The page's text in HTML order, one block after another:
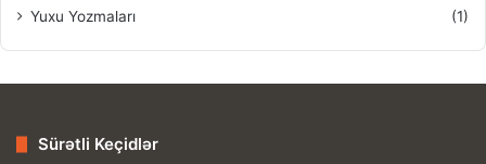
Yuxu Yozmaları
(1)
Sürətli Keçidlər